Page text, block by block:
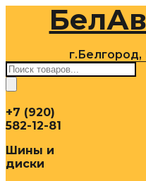
содержимому
Поиск
товаров
+7 (920)
582-12-81
Шины и
диски